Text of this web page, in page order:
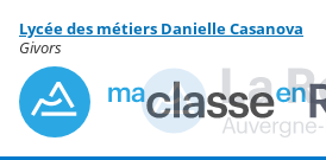
Menu de la rubrique
Contenu
Lycée des métiers Danielle Casanova
Givors